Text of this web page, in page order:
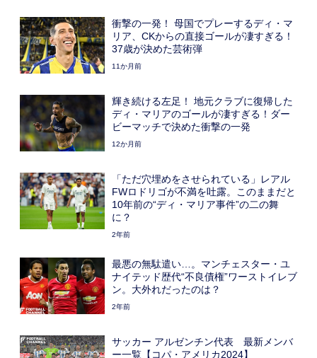
衝撃の一発！ 母国でプレーするディ・マ
リア、CKからの直接ゴールが凄すぎる！
37歳が決めた芸術弾
11か月前
輝き続ける左足！ 地元クラブに復帰した
ディ・マリアのゴールが凄すぎる！ダー
ビーマッチで決めた衝撃の一発
12か月前
「ただ穴埋めをさせられている」レアル
FWロドリゴが不満を吐露。このままだと
10年前の“ディ・マリア事件”の二の舞
に？
2年前
最悪の無駄遣い…。マンチェスター・ユ
ナイテッド歴代“不良債権”ワーストイレブ
ン。大外れだったのは？
2年前
サッカー アルゼンチン代表 最新メンバ
ー一覧【コパ・アメリカ2024】